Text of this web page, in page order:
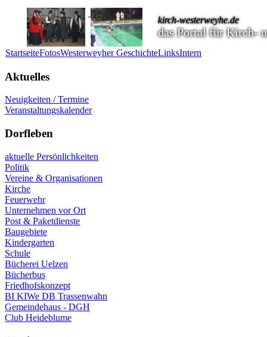
kirch-westerweyhe.de
das Portal für Kirch-
StartseiteFotosWesterweyher GeschichteLinksIntern
Aktuelles
Neuigkeiten / Termine
Veranstaltungskalender
Dorfleben
aktuelle Persönlichkeiten
Politik
Vereine & Organisationen
Kirche
Feuerwehr
Unternehmen vor Ort
Post & Paketdienste
Baugebiete
Kindergarten
Schule
Bücherei Uelzen
Bücherbus
Friedhofskonzept
BI KIWe DB Trassenwahn
Gemeindehaus - DGH
Club Heideblume